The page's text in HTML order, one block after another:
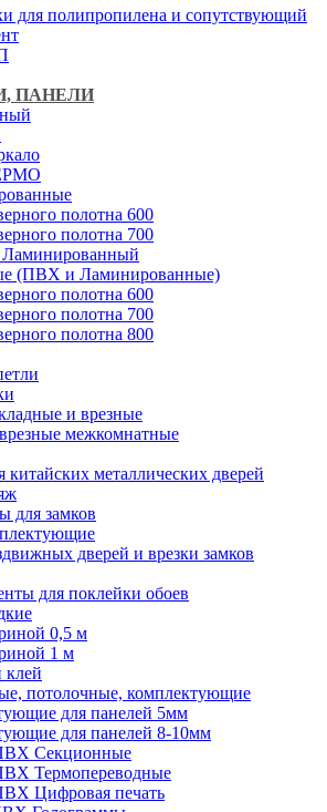
для полипропилена и сопутствующий
ПАНЕЛИ
полотна 600
полотна 700
(ПВХ и Ламинированные)
полотна 600
полотна 700
полотна 800
и врезные
межкомнатные
китайских металлических дверей
для замков
дверей и врезки замков
для поклейки обоев
0,5 м
1 м
потолочные, комплектующие
для панелей 5мм
для панелей 8-10мм
Секционные
Термопереводные
Цифровая печать